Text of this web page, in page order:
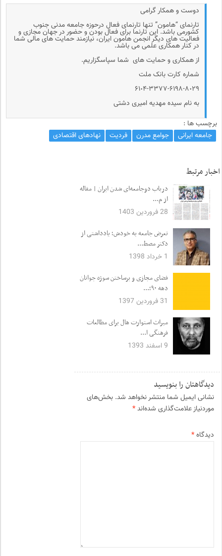
دوست و همکار گرامی
تارنمای “هامون” تنها تارنمای فعال درحوزه جامعه مدنی جنوب
کشورمی باشد. این تارنما برای فعال بودن و حضور در جهان مجازی و
فعالیت های دیگر انجمن هامون ایران، نیازمند حمایت های مالی شما
در کنار همکاری علمی می باشد.
از همکاری و حمایت های شما سپاسگزاریم.
شماره کارت بانک ملت
۶۱٠۴-۳۳۷۷-۶۱۹۸-۸٠۲۹
به نام سیده مهدیه امیری دشتی
برچسب ها :
جامعه ایرانی
جوامع مدرن فردیت نهادهای اقتصادی
اخبار مرتبط
درباب دوجامعه‌ای‌ شدن ایران | مقاله
از م...
28 فروردین 1403
تعرض جامعه به خودش؛ یادداشتی از
دکتر مصط...
1 خرداد 1398
فضای مجازی و برساختن سوژه جوانان
دهه ۹۰؛...
31 فروردین 1397
میراث‌ استوارت هال برای مطالعات
فرهنگی ا...
9 اسفند 1393
دیدگاهتان را بنویسید
نشانی ایمیل شما منتشر نخواهد شد. بخش‌های
موردنیاز علامت‌گذاری شده‌اند*
دیدگاه*